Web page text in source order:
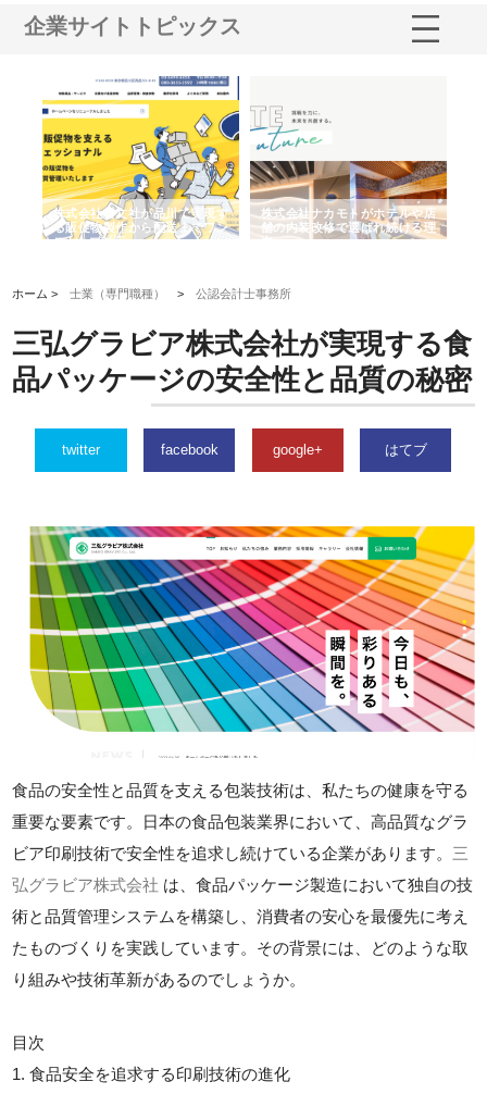
企業サイトトピックス
株式会社耕文社が品川で実現す
る販促物製作から配送までワン
ストップ対応
株式会社ナカモトがホテルや店
舗の内装改修で選ばれ続ける理
由
ホーム >士業（専門職種） >公認会計士事務所
三弘グラビア株式会社が実現する食
品パッケージの安全性と品質の秘密
twitter facebook google+ はてブ
食品の安全性と品質を支える包装技術は、私たちの健康を守る
重要な要素です。日本の食品包装業界において、高品質なグラ
ビア印刷技術で安全性を追求し続けている企業があります。 三
弘グラビア株式会社 は、食品パッケージ製造において独自の技
術と品質管理システムを構築し、消費者の安心を最優先に考え
たものづくりを実践しています。その背景には、どのような取
り組みや技術革新があるのでしょうか。
目次
1. 食品安全を追求する印刷技術の進化